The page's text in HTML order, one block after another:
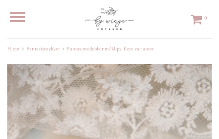
0
Hjem Fantasismykker Fantasiøredobber m/klips, flere varianter